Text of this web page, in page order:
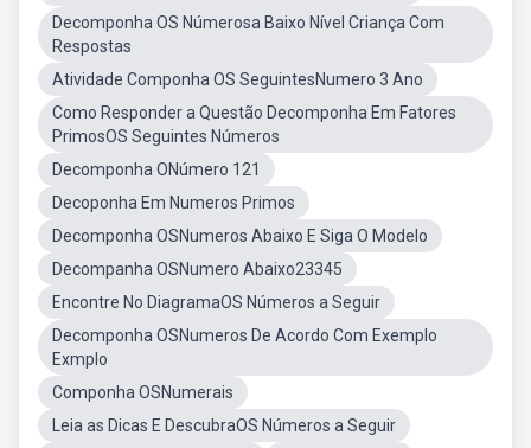
Decomponha OS Númerosa Baixo Nível Criança Com
Respostas
Atividade Componha OS SeguintesNumero 3 Ano
Como Responder a Questão Decomponha Em Fatores
PrimosOS Seguintes Números
Decomponha ONúmero 121
Decoponha Em Numeros Primos
Decomponha OSNumeros Abaixo E Siga O Modelo
Decompanha OSNumero Abaixo23345
Encontre No DiagramaOS Números a Seguir
Decomponha OSNumeros De Acordo Com Exemplo
Exmplo
Componha OSNumerais
Leia as Dicas E DescubraOS Números a Seguir